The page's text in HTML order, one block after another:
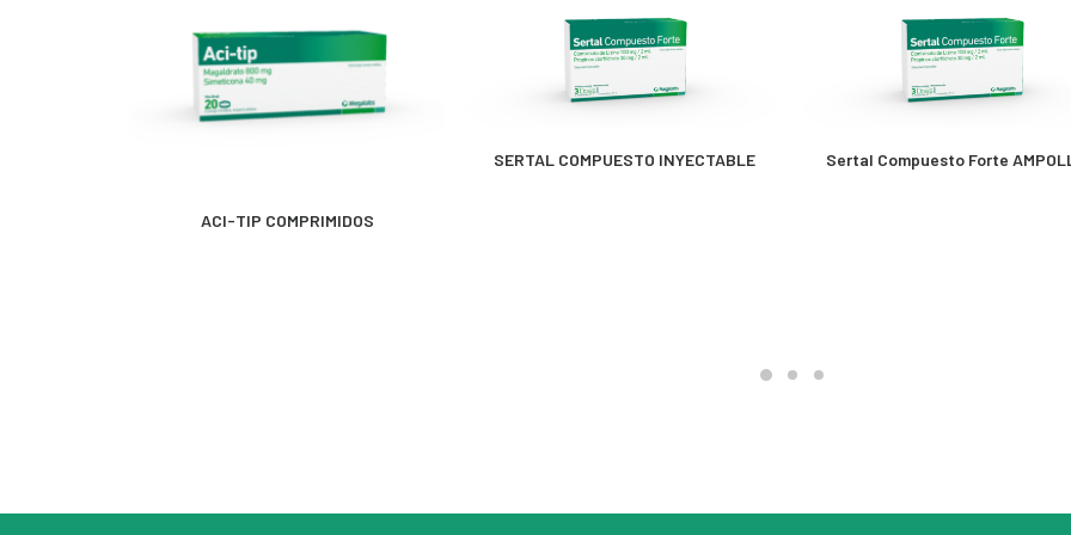
MÁS INFORMACIÓN
ACI-TIP COMPRIMIDOS
MÁS INFORMACIÓN
SERTAL COMPUESTO INYECTABLE MÁS INFORMACIÓN
Sertal Compuesto Forte